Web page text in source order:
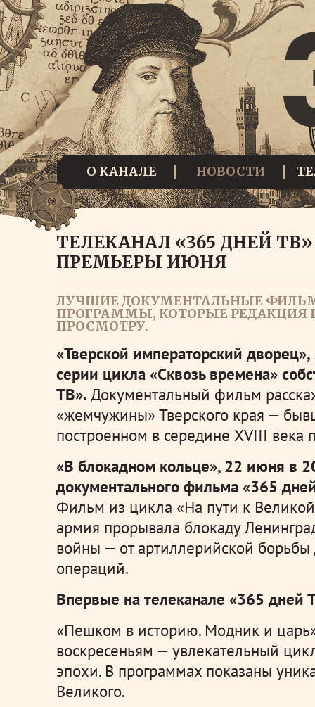
О КАНАЛЕ НОВОСТИ
ТЕЛЕКАНАЛ «365 ДНЕЙ
ПРЕМЬЕРЫ ИЮНЯ
ЛУЧШИЕ ДОКУМЕНТАЛЬНЫЕ
ПРОГРАММЫ, КОТОРЫЕ РЕДАКЦИЯ
ПРОСМОТРУ.
«Тверской императорский
серии цикла «Сквозь времена»
ТВ». Документальный фильм
«жемчужины» Тверского края —
построенном в середине XVIII века
«В блокадном кольце», 22 июня в
документального фильма «365
Фильм из цикла «На пути к Великой
армия прорывала блокаду
войны — от артиллерийской
операций.
Впервые на телеканале «365 дней
«Пешком в историю. Модник и
воскресеньям — увлекательный
эпохи. В программах показаны
Великого.